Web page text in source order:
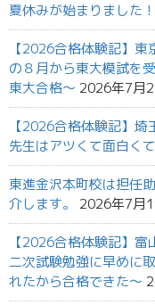
夏休みが始まりました！
【2026合格体験記】
の８月から東大模試を
東大合格～ 2026年7月
【2026合格体験記】
先生はアツくて面白く
東進金沢本町校は担任
介します。
2026年7月
【2026合格体験記】
二次試験勉強に早めに
れたから合格できた～